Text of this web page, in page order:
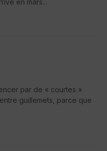
en mars...
par de « courtes »
guillemets, parce que